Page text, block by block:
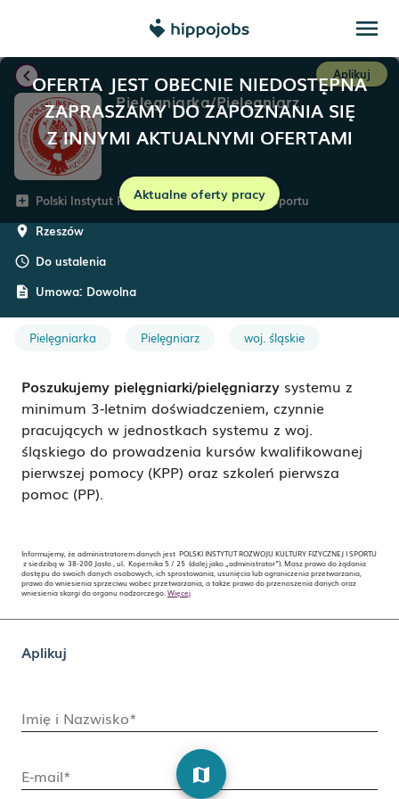
menu
OFERTA JEST OBECNIE NIEDOSTĘPNA
ZAPRASZAMY DO ZAPOZNANIA SIĘ
Z INNYMI AKTUALNYMI OFERTAMI
Aktualne oferty pracy
chevron_left Aplikuj
Pielęgniarka/Pielęgniarz
add_box Polski Instytut Rozwoju Kultury Fizycznej i Sportu
room Rzeszów
schedule Do ustalenia
description Umowa: Dowolna
Pielęgniarka Pielęgniarz woj. śląskie
Poszukujemy pielęgniarki/pielęgniarzy systemu z
minimum 3-letnim doświadczeniem, czynnie
pracujących w jednostkach systemu z woj.
śląskiego do prowadzenia kursów kwalifikowanej
pierwszej pomocy (KPP) oraz szkoleń pierwsza
pomoc (PP).
Informujemy, że administratorem danych jest POLSKI INSTYTUT ROZWOJU KULTURY FIZYCZNEJ I SPORTU
z siedzibą w 38-200 Jasło , ul. Kopernika 5 / 25 (dalej jako „administrator”). Masz prawo do żądania
dostępu do swoich danych osobowych, ich sprostowania, usunięcia lub ograniczenia przetwarzania,
prawo do wniesienia sprzeciwu wobec przetwarzania, a także prawo do przenoszenia danych oraz
wniesienia skargi do organu nadzorczego. Więcej
Aplikuj
Imię i Nazwisko*
E-mail* map